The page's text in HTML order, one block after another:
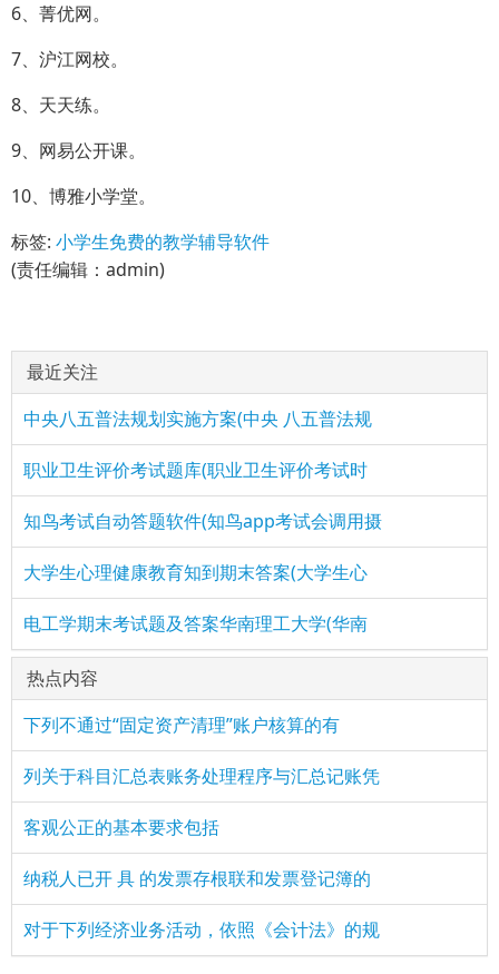
6、菁优网。
7、沪江网校。
8、天天练。
9、网易公开课。
10、博雅小学堂。
标签: 小学生免费的教学辅导软件
(责任编辑：admin)
最近关注
中央八五普法规划实施方案(中央 八五普法规
职业卫生评价考试题库(职业卫生评价考试时
知鸟考试自动答题软件(知鸟app考试会调用摄
大学生心理健康教育知到期末答案(大学生心
电工学期末考试题及答案华南理工大学(华南
热点内容
下列不通过“固定资产清理”账户核算的有
列关于科目汇总表账务处理程序与汇总记账凭
客观公正的基本要求包括
纳税人已开 具 的发票存根联和发票登记簿的
对于下列经济业务活动，依照《会计法》的规